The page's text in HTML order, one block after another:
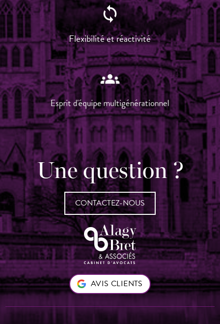
sync
Flexibilité et réactivité
groups
Esprit d'équipe multigénérationnel
Une question ?
CONTACTEZ-NOUS
AVIS CLIENTS